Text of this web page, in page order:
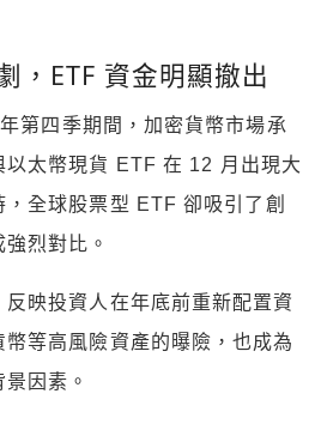
，ETF 資金明顯撤出
第四季期間，加密貨幣市場承
以太幣現貨 ETF 在 12 月出現大
全球股票型 ETF 卻吸引了創
烈對比。
映投資人在年底前重新配置資
等高風險資產的曝險，也成為
因素。